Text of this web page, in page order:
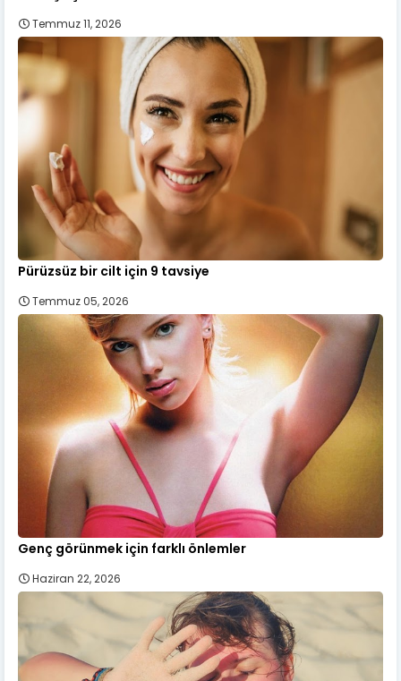
Temmuz 11, 2026
Pürüzsüz bir cilt için 9 tavsiye
Temmuz 05, 2026
Genç görünmek için farklı önlemler
Haziran 22, 2026